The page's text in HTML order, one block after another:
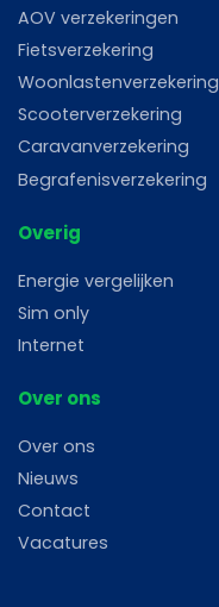
AOV verzekeringen
Fietsverzekering
Woonlastenverzekering
Scooterverzekering
Caravanverzekering
Begrafenisverzekering
Overig
Energie vergelijken
Sim only
Internet
Over ons
Over ons
Nieuws
Contact
Vacatures